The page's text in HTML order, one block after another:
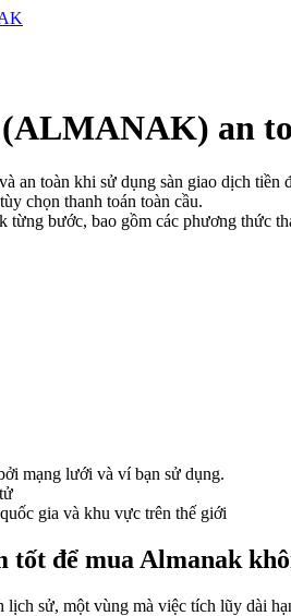
an
an toàn khi sử dụng sàn giao dịch tiền
chọn thanh toán toàn cầu.
từng bước, bao gồm các phương thức
mạng lưới và ví bạn sử dụng.
gia và khu vực trên thế giới
tốt để mua Almanak
sử, một vùng mà việc tích lũy dài